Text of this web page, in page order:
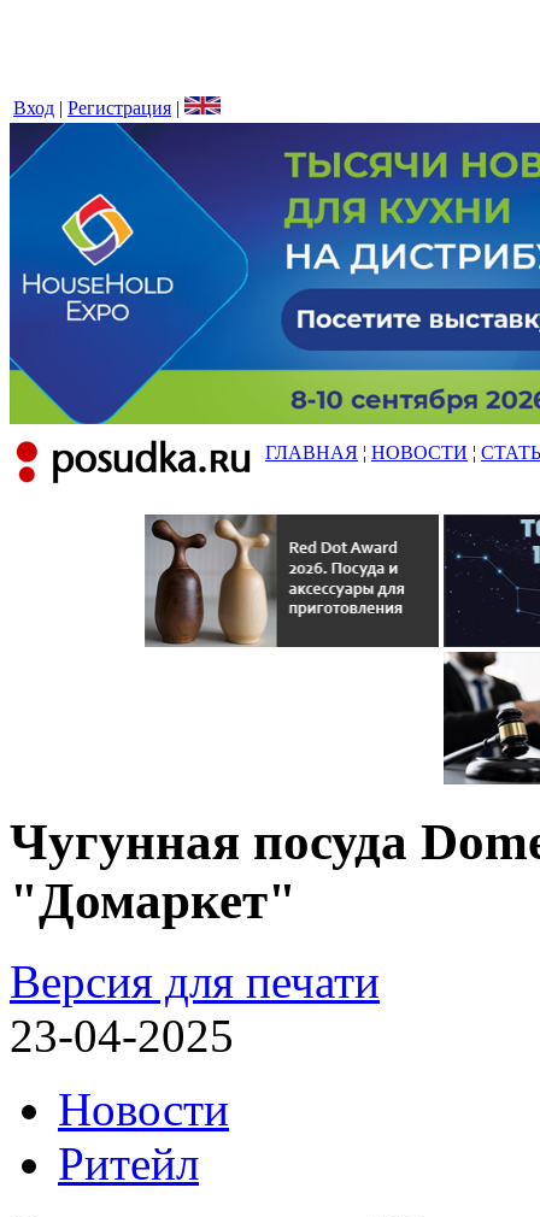
Вход | Регистрация |
ГЛАВНАЯ ¦ НОВОСТИ ¦
Чугунная посуда
"Домаркет"
Версия для печати
23-04-2025
Новости
Ритейл